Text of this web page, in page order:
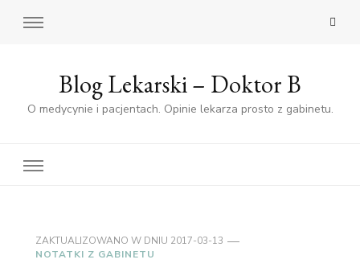
Blog Lekarski – Doktor B
O medycynie i pacjentach. Opinie lekarza prosto z gabinetu.
ZAKTUALIZOWANO W DNIU 2017-03-13
NOTATKI Z GABINETU